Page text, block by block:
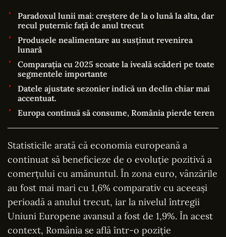
Paradoxul lunii mai: creștere de la o lună la alta, dar
recul puternic față de anul trecut
Produsele nealimentare au susținut revenirea
lunară
Comparația cu 2025 scoate la iveală scăderi pe toate
segmentele importante
Datele ajustate sezonier indică un declin chiar mai
accentuat.
Europa continuă să consume, România pierde teren
Statisticile arată că economia europeană a
continuat să beneficieze de o evoluție pozitivă a
comerțului cu amănuntul. În zona euro, vânzările
au fost mai mari cu 1,6% comparativ cu aceeași
perioadă a anului trecut, iar la nivelul întregii
Uniuni Europene avansul a fost de 1,9%. În acest
context, România se află într-o poziție